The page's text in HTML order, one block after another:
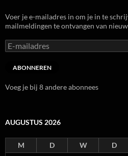
Voer je e-mailadres in om je in te
mailmeldingen te ontvangen van
E-
mailadres
ABONNEREN
Voeg je bij 8 andere abonnees
AUGUSTUS 2026
M D W D